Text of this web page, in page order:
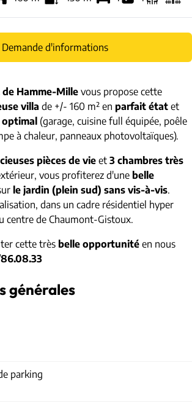
Demande d'informations
Hamme-Mille vous propose cette
villa de +/- 160 m² en parfait état et
(garage, cuisine full équipée, poêle
à chaleur, panneaux photovoltaïques).
pièces de vieet 3 chambres très
vous profiterez d'une belle
le jardin (plein sud) sans vis-à-vis.
dans un cadre résidentiel hyper
centre de Chaumont-Gistoux.
cette très belle opportunité en nous
générales
parking